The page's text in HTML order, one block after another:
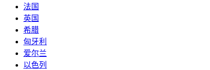
法国
英国
希腊
匈牙利
爱尔兰
以色列